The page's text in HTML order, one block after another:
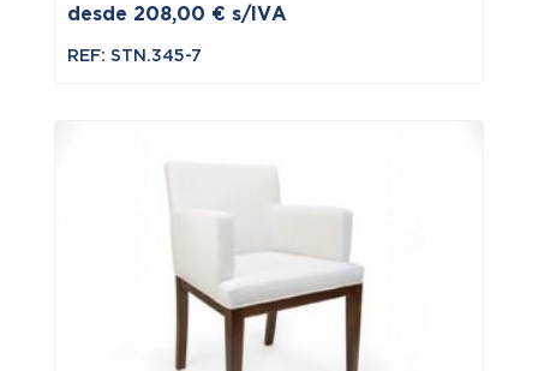
desde 208,00 € s/IVA
REF: STN.345-7